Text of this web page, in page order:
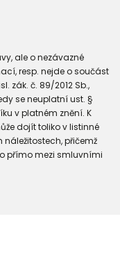
ale o nezávazné
resp. nejde o součást
zák. č. 89/2012 Sb.,
se neuplatní ust. §
v platném znění. K
dojít toliko v listinné
přičemž
přímo mezi smluvními